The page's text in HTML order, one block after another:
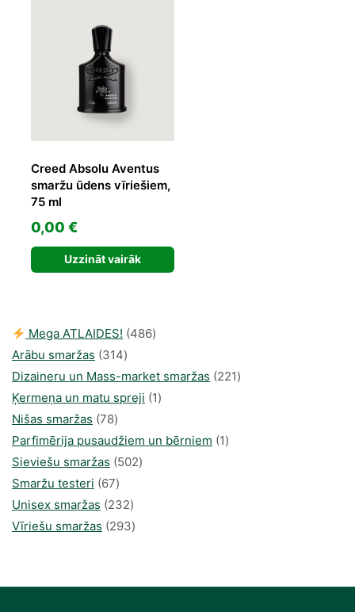
Creed Absolu Aventus
smaržu ūdens vīriešiem,
75 ml
0,00 €
Uzzināt vairāk
Mega ATLAIDES! 486486
Arābu smaržas 314314
produkti
Dizaineru un Mass-market smaržas 221221
Ķermeņa un matu spreji 11
Nišas smaržas 7878
produkts
Parfimērija pusaudžiem un bērniem 11
Sieviešu smaržas 502502
Smaržu testeri 6767
produkts
Unisex smaržas 232232
produkts
Vīriešu smaržas 293293